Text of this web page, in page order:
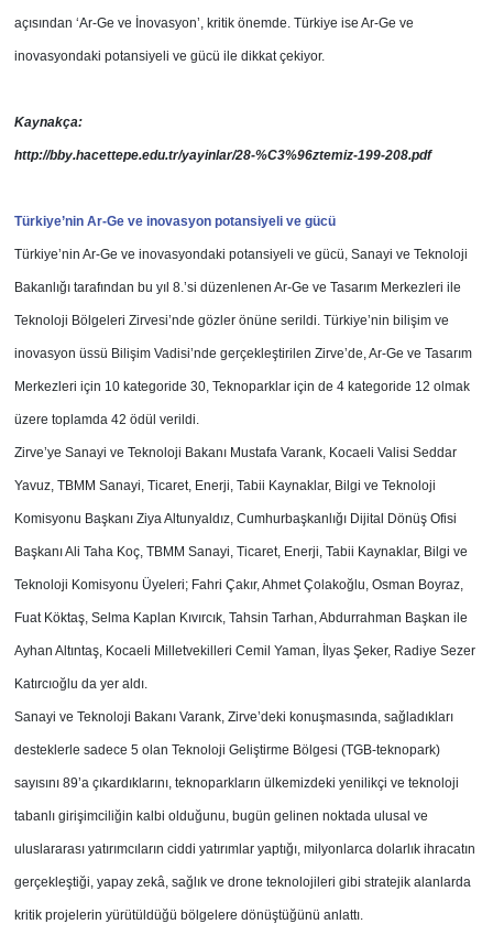
açısından ‘Ar-Ge ve İnovasyon’, kritik önemde. Türkiye ise Ar-Ge ve
inovasyondaki potansiyeli ve gücü ile dikkat çekiyor.
Kaynakça:
http://bby.hacettepe.edu.tr/yayinlar/28-%C3%96ztemiz-199-208.pdf
Türkiye’nin Ar-Ge ve inovasyon potansiyeli ve gücü
Türkiye’nin Ar-Ge ve inovasyondaki potansiyeli ve gücü, Sanayi ve Teknoloji
Bakanlığı tarafından bu yıl 8.’si düzenlenen Ar-Ge ve Tasarım Merkezleri ile
Teknoloji Bölgeleri Zirvesi’nde gözler önüne serildi. Türkiye’nin bilişim ve
inovasyon üssü Bilişim Vadisi’nde gerçekleştirilen Zirve’de, Ar-Ge ve Tasarım
Merkezleri için 10 kategoride 30, Teknoparklar için de 4 kategoride 12 olmak
üzere toplamda 42 ödül verildi.
Zirve’ye Sanayi ve Teknoloji Bakanı Mustafa Varank, Kocaeli Valisi Seddar
Yavuz, TBMM Sanayi, Ticaret, Enerji, Tabii Kaynaklar, Bilgi ve Teknoloji
Komisyonu Başkanı Ziya Altunyaldız, Cumhurbaşkanlığı Dijital Dönüş Ofisi
Başkanı Ali Taha Koç, TBMM Sanayi, Ticaret, Enerji, Tabii Kaynaklar, Bilgi ve
Teknoloji Komisyonu Üyeleri; Fahri Çakır, Ahmet Çolakoğlu, Osman Boyraz,
Fuat Köktaş, Selma Kaplan Kıvırcık, Tahsin Tarhan, Abdurrahman Başkan ile
Ayhan Altıntaş, Kocaeli Milletvekilleri Cemil Yaman, İlyas Şeker, Radiye Sezer
Katırcıoğlu da yer aldı.
Sanayi ve Teknoloji Bakanı Varank, Zirve’deki konuşmasında, sağladıkları
desteklerle sadece 5 olan Teknoloji Geliştirme Bölgesi (TGB-teknopark)
sayısını 89’a çıkardıklarını, teknoparkların ülkemizdeki yenilikçi ve teknoloji
tabanlı girişimciliğin kalbi olduğunu, bugün gelinen noktada ulusal ve
uluslararası yatırımcıların ciddi yatırımlar yaptığı, milyonlarca dolarlık ihracatın
gerçekleştiği, yapay zekâ, sağlık ve drone teknolojileri gibi stratejik alanlarda
kritik projelerin yürütüldüğü bölgelere dönüştüğünü anlattı.